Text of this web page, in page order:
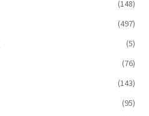
(148)
(497)
(5)
(76)
(143)
(95)